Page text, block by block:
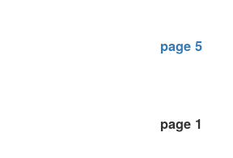
page 5
page 1